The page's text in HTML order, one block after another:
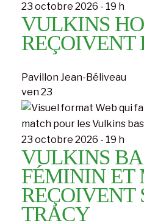
23 octobre 2026 - 19 h
VULKINS
Pavillon Jean-Béliveau
ven23
23 octobre 2026 - 19 h
VULKINS
FÉMININ ET
REÇOIVENT
TRACY